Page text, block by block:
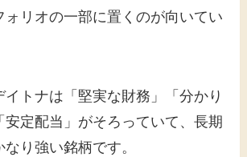
ォリオの一部に置くのが向いてい
トナは「堅実な財務」「分かり
安定配当」がそろっていて、長期
り強い銘柄です。